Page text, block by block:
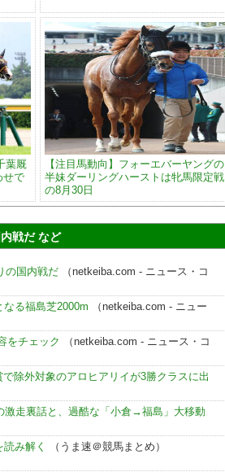
葉厩
せで
【注目馬動向】フォーエバーヤングの
半妹ダーリングハーストは牝馬限定戦
の8月30日
戦だ など
の国内戦だ（netkeiba.com - ニュース・コ
なる福島芝2000m （netkeiba.com - ニュー
をチェック
（netkeiba.com - ニュース・コ
除外対象のアロヒアリイが3勝クラスに出
激走裏話と、過酷な「小倉→福島」大移動
み解く （うま速＠競馬まとめ）